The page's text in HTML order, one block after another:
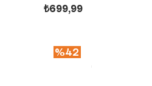
₺699,99
%42